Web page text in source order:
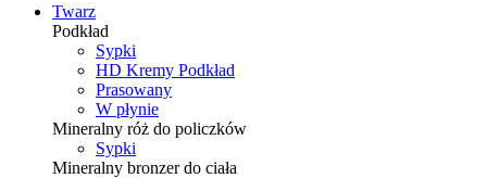
Twarz
Podkład
Sypki
HD Kremy Podkład
Prasowany
W płynie
Mineralny róż do policzków
Sypki
Mineralny bronzer do ciała